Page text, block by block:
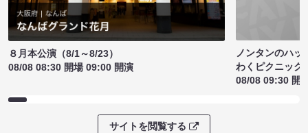
８月本公演（8/1～8/23）
08/08 08:30 開場 09:00 開演
ノンタンのハッ
わくピクニック
08/08 09:30 開
サイトを閲覧する